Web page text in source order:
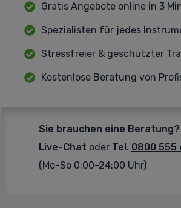
Gratis Angebote online in 3
Spezialisten für jedes
Stressfreier & geschützter
Kostenlose Beratung von
Sie brauchen eine Beratung?
Live-Chat oderTel. 0800 555
(Mo-So 0:00-24:00 Uhr)